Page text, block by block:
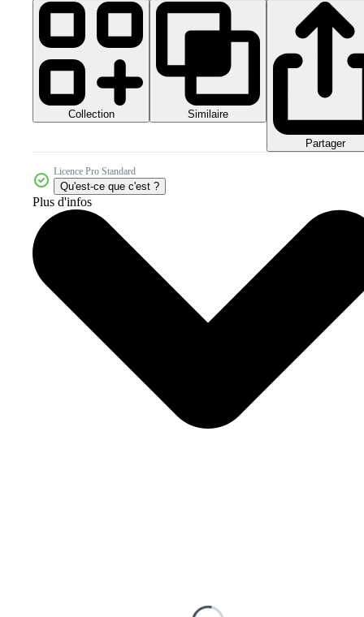
Collection Similaire
Partager
Licence Pro Standard
Qu'est-ce que c'est ?
Plus d'infos